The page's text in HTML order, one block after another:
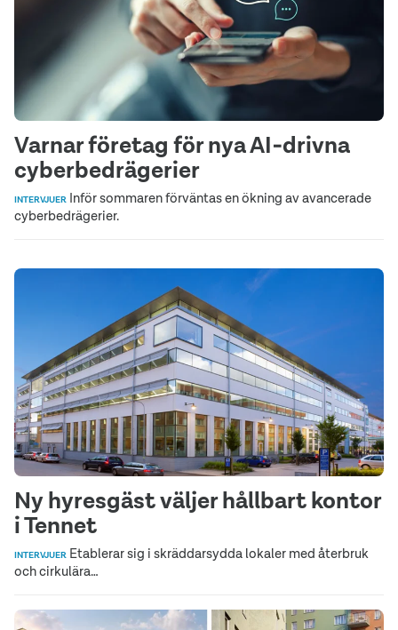
Varnar företag för nya AI‑drivna
cyberbedrägerier
INTERVJUER Inför sommaren förväntas en ökning av avancerade
cyberbedrägerier.
Ny hyresgäst väljer hållbart kontor
i Tennet
INTERVJUER Etablerar sig i skräddarsydda lokaler med återbruk
och cirkulära…